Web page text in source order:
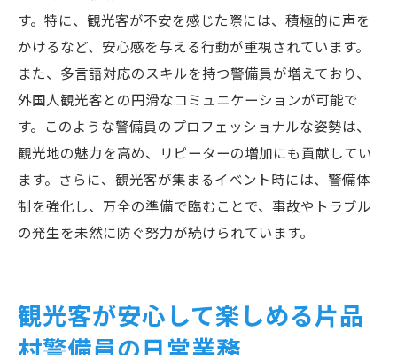
す。特に、観光客が不安を感じた際には、積極的に声を
かけるなど、安心感を与える行動が重視されています。
また、多言語対応のスキルを持つ警備員が増えており、
外国人観光客との円滑なコミュニケーションが可能で
す。このような警備員のプロフェッショナルな姿勢は、
観光地の魅力を高め、リピーターの増加にも貢献してい
ます。さらに、観光客が集まるイベント時には、警備体
制を強化し、万全の準備で臨むことで、事故やトラブル
の発生を未然に防ぐ努力が続けられています。
観光客が安心して楽しめる片品